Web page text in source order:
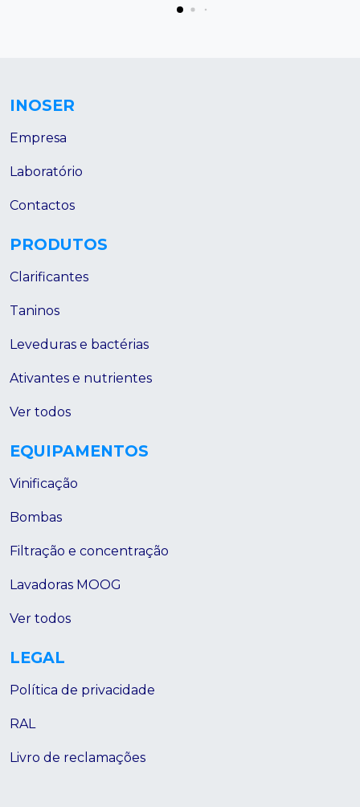
INOSER
Empresa
Laboratório
Contactos
PRODUTOS
Clarificantes
Taninos
Leveduras e bactérias
Ativantes e nutrientes
Ver todos
EQUIPAMENTOS
Vinificação
Bombas
Filtração e concentração
Lavadoras MOOG
Ver todos
LEGAL
Política de privacidade
RAL
Livro de reclamações